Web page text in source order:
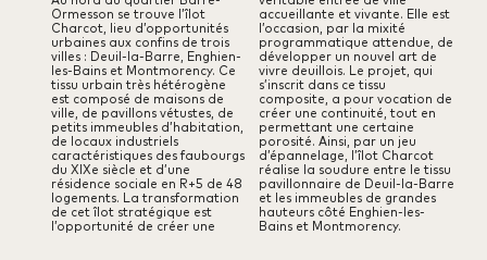
Ormesson se trouve l’îlot
Charcot, lieu d’opportunités
urbaines aux confins de trois
villes : Deuil-la-Barre, Enghien-
les-Bains et Montmorency. Ce
tissu urbain très hétérogène
est composé de maisons de
ville, de pavillons vétustes, de
petits immeubles d’habitation,
de locaux industriels
caractéristiques des faubourgs
du XIXe siècle et d’une
résidence sociale en R+5 de 48
logements. La transformation
de cet îlot stratégique est
l’opportunité de créer une
accueillante et vivante. Elle est
l’occasion, par la mixité
programmatique attendue, de
développer un nouvel art de
vivre deuillois. Le projet, qui
s’inscrit dans ce tissu
composite, a pour vocation de
créer une continuité, tout en
permettant une certaine
porosité. Ainsi, par un jeu
d’épannelage, l’îlot Charcot
réalise la soudure entre le tissu
pavillonnaire de Deuil-la-Barre
et les immeubles de grandes
hauteurs côté Enghien-les-
Bains et Montmorency.